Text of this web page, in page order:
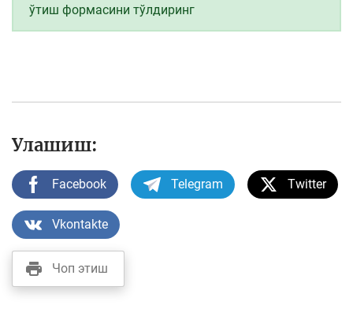
ўтиш формасини тўлдиринг
Улашиш:
Facebook Telegram Twitter
Vkontakte
Чоп этиш